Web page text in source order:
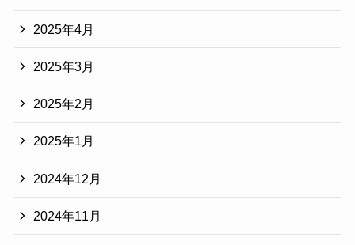
2025年4月
2025年3月
2025年2月
2025年1月
2024年12月
2024年11月